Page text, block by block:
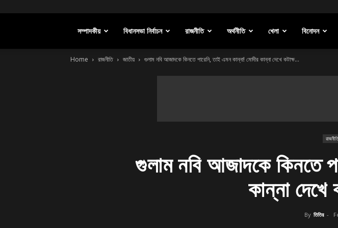
সম্পাদকীয় বিধানসভা নির্বাচন রাজনীতি অর্থনীতি খেলা বিনোদন
Home রাজনীতি জাতীয় গুলাম নবি আজাদকে কিনতে পারেনি, তাই এমন কান্না! মোদীর কান্না দেখে কটাক্ষ...
রাজনীতি
গুলাম নবি আজাদকে কিনতে
কান্না দেখে
By তিতির -